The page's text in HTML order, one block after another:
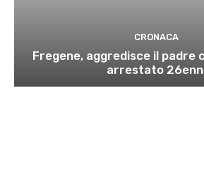
CRONACA
Fregene, aggredisce il padre
arrestato